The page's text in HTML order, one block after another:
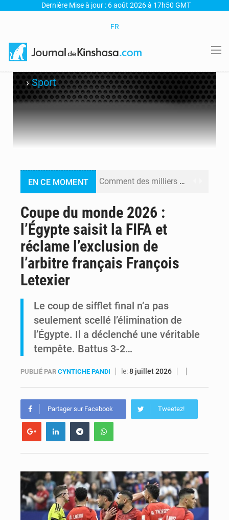
Dernière Mise à jour : 6 août 2026 à 17h50 GMT
FR
›Sport
EN CE MOMENT Comment des milliers d’Africains protègent et font fructifier leur argent avec l’USDT
Coupe du monde 2026 :
l’Égypte saisit la FIFA et
réclame l’exclusion de
l’arbitre français François
Letexier
Le coup de sifflet final n’a pas
seulement scellé l’élimination de
l’Égypte. Il a déclenché une véritable
tempête. Battus 3-2…
PUBLIÉ PAR CYNTICHE PANDI le:8 juillet 2026
Partager sur Facebook Tweetez!